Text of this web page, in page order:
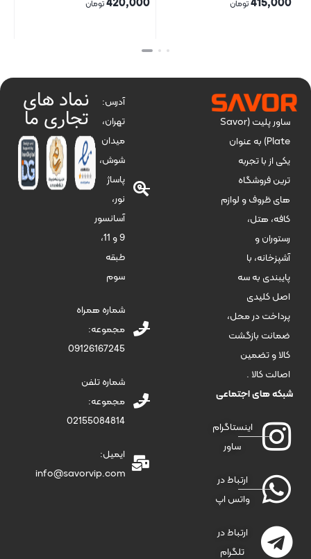
تومان تومان
بستن
ساور پلیت (Savor
Plate) به عنوان
یکی از با تجربه
ترین فروشگاه
های ظروف و لوازم
کافه، هتل،
رستوران و
آشپزخانه، با
پایبندی به سه
اصل کلیدی
پرداخت در محل،
ضمانت بازگشت
کالا و تضمین
اصالت کالا .
شبکه های اجتماعی
اینستاگرام
ساور
ارتباط در
واتس اپ
ارتباط در
تلگرام
آدرس:
تهران،
میدان
شوش،
پاساژ
نور،
آسانسور
9 و 11،
طبقه
سوم
شماره همراه
مجموعه:
09126167245
شماره تلفن
مجموعه:
02155084814
ایمیل:
info@savorvip.com
نماد های
تجاری ما